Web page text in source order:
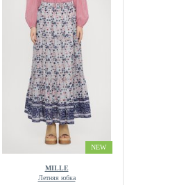
NEW
MILLE
Летняя юбка